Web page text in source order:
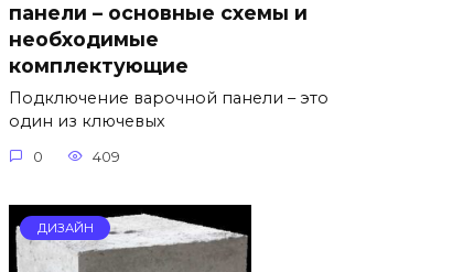
панели – основные схемы и
необходимые
комплектующие
Подключение варочной панели – это
один из ключевых
0 409
ДИЗАЙН